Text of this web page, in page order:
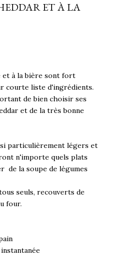
ET À LA
et à la bière sont fort
courte liste d'ingrédients.
de bien choisir ses
et de la très bonne
particulièrement légers et
n'importe quels plats
de la soupe de légumes
seuls, recouverts de
four.